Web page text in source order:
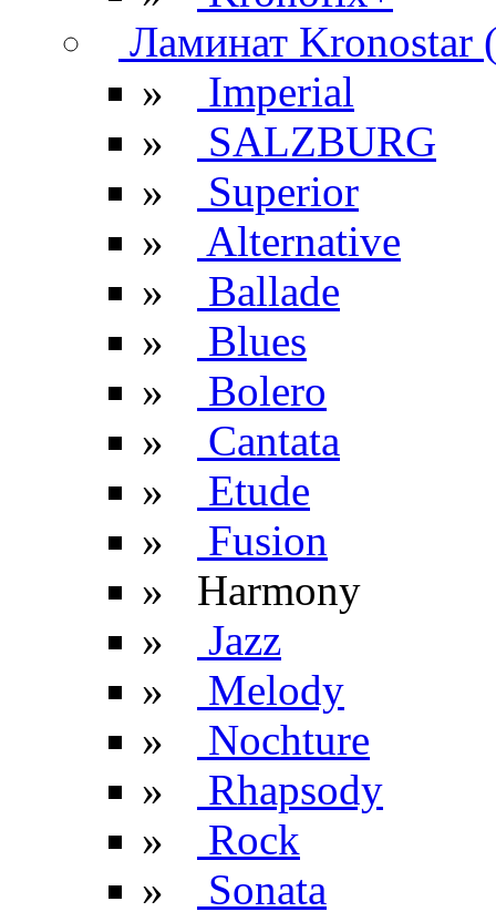
Ламинат Kronostar
»
Imperial
»
SALZBURG
»
Superior
»
Alternative
»
Ballade
»
Blues
»
Bolero
»
Cantata
»
Etude
»
Fusion
» Harmony
»
Jazz
»
Melody
»
Nochture
»
Rhapsody
»
Rock
»
Sonata